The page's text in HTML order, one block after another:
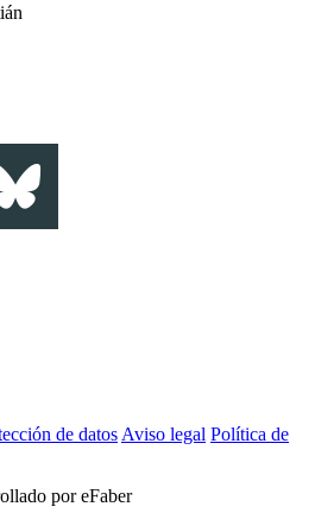
de datos Aviso legal Política de
por eFaber